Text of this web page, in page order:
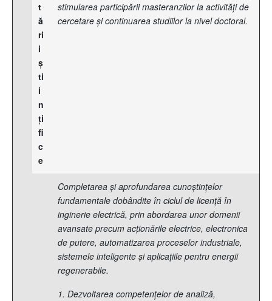
t
ă
ri
i
ş
ti
i
n
ţi
fi
c
e
stimularea participării masteranzilor la activități de
cercetare și continuarea studiilor la nivel doctoral.
Completarea și aprofundarea cunoștințelor
fundamentale dobândite în ciclul de licență în
inginerie electrică, prin abordarea unor domenii
avansate precum acționările electrice, electronica
de putere, automatizarea proceselor industriale,
sistemele inteligente și aplicațiile pentru energii
regenerabile.
1. Dezvoltarea competențelor de analiză,